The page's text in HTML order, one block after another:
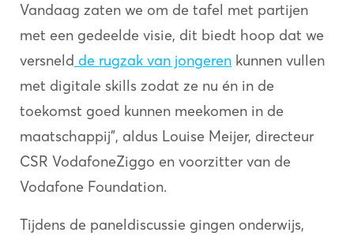
Vandaag zaten we om de tafel met partijen
met een gedeelde visie, dit biedt hoop dat we
versneld de rugzak van jongeren kunnen vullen
met digitale skills zodat ze nu én in de
toekomst goed kunnen meekomen in de
maatschappij", aldus Louise Meijer, directeur
CSR VodafoneZiggo en voorzitter van de
Vodafone Foundation.
Tijdens de paneldiscussie gingen onderwijs,